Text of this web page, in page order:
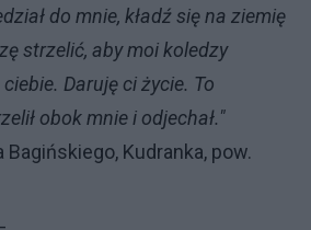
do mnie, kładź się na ziemię
strzelić, aby moi koledzy
Daruję ci życie. To
obok mnie i odjechał."
Bagińskiego, Kudranka, pow.